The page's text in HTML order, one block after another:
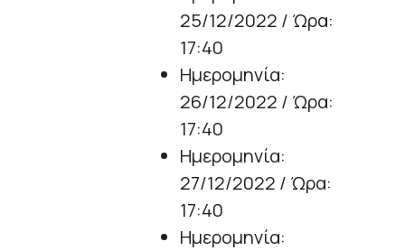
25/12/2022 / Ώρα:
17:40
Ημερομηνία:
26/12/2022 / Ώρα:
17:40
Ημερομηνία:
27/12/2022 / Ώρα:
17:40
Ημερομηνία: